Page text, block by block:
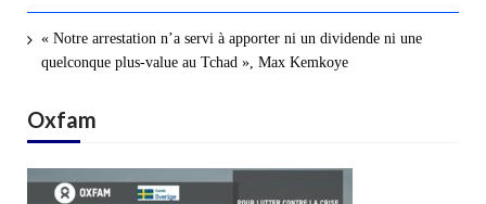
« Notre arrestation n’a servi à apporter ni un dividende ni une
quelconque plus-value au Tchad », Max Kemkoye
Oxfam